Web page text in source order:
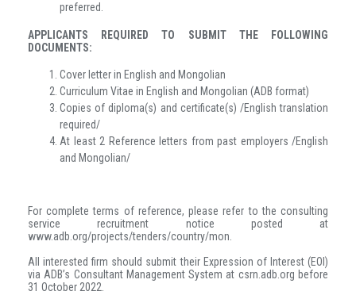
preferred.
APPLICANTS REQUIRED TO SUBMIT THE FOLLOWING
DOCUMENTS:
Cover letter in English and Mongolian
Curriculum Vitae in English and Mongolian (ADB format)
Copies of diploma(s) and certificate(s) /English translation
required/
At least 2 Reference letters from past employers /English
and Mongolian/
For complete terms of reference, please refer to the consulting
service recruitment notice posted at
www.adb.org/projects/tenders/country/mon.
All interested firm should submit their Expression of Interest (EOI)
via ADB’s Consultant Management System at csrn.adb.org before
31 October 2022.